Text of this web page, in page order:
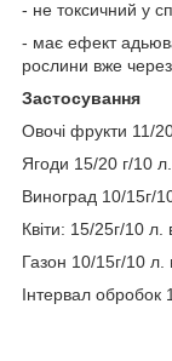
- не токсичний у
- має ефект
рослини вже
Застосування
Овочі фрукти 11/
Ягоди 15/20 г/10 л.
Виноград 10/15г/
Квіти: 15/25г/10 л.
Газон 10/15г/10 л.
Інтервал обробок